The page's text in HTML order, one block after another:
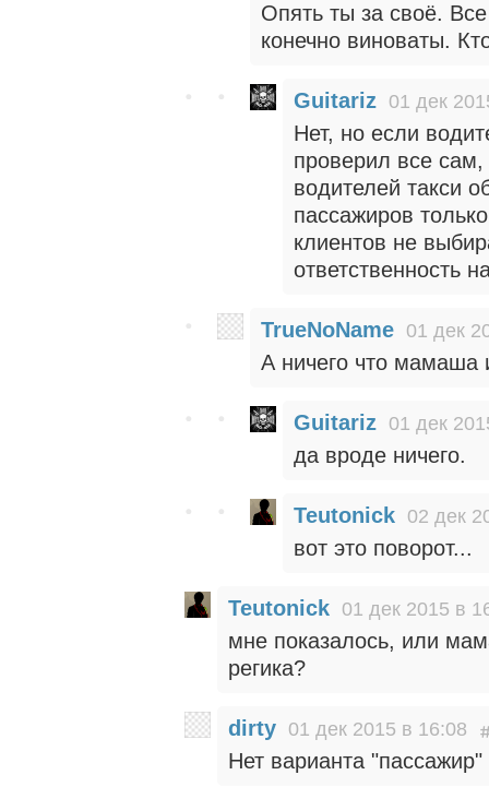
Опять ты за своё.
конечно виноваты.
Guitariz 01 дек
Нет, но если
проверил все сам,
водителей такси
пассажиров
клиентов не
ответственность
TrueNoName 01 дек
А ничего что мамаша
Guitariz 01 дек
да вроде ничего.
Teutonick 02 дек
вот это поворот...
Teutonick 01 дек 2015 в
мне показалось, или
регика?
dirty 01 дек 2015 в 16:08
Нет варианта "пассажир"